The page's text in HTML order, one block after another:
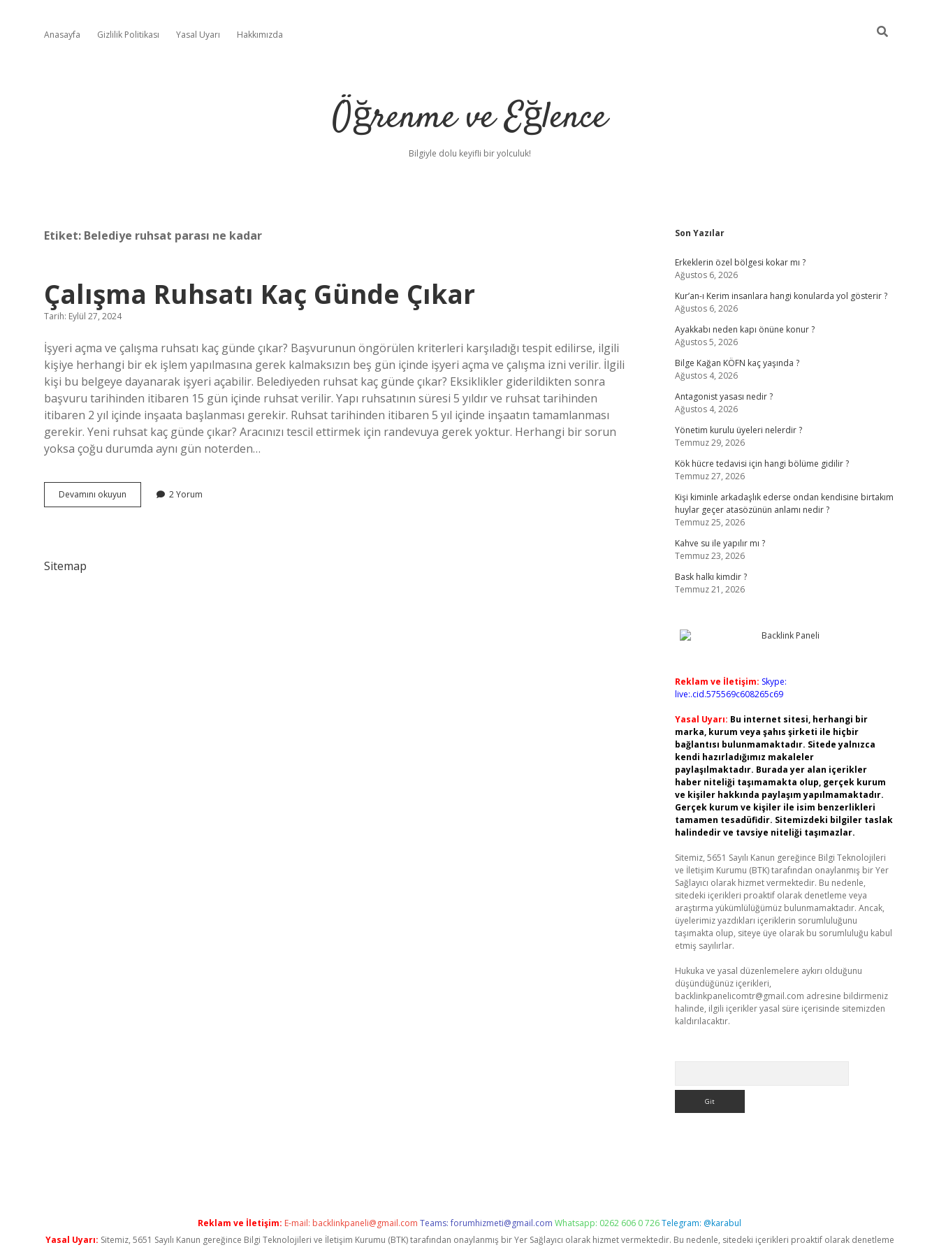
Anasayfa Gizlilik Politikası Yasal Uyarı Hakkımızda
Öğrenme ve Eğlence
Bilgiyle dolu keyifli bir yolculuk!
Etiket: Belediye ruhsat parası ne kadar
Çalışma Ruhsatı Kaç Günde Çıkar
Tarih: Eylül 27, 2024
İşyeri açma ve çalışma ruhsatı kaç günde çıkar? Başvurunun öngörülen kriterleri karşıladığı tespit edilirse, ilgili
kişiye herhangi bir ek işlem yapılmasına gerek kalmaksızın beş gün içinde işyeri açma ve çalışma izni verilir. İlgili
kişi bu belgeye dayanarak işyeri açabilir. Belediyeden ruhsat kaç günde çıkar? Eksiklikler giderildikten sonra
başvuru tarihinden itibaren 15 gün içinde ruhsat verilir. Yapı ruhsatının süresi 5 yıldır ve ruhsat tarihinden
itibaren 2 yıl içinde inşaata başlanması gerekir. Ruhsat tarihinden itibaren 5 yıl içinde inşaatın tamamlanması
gerekir. Yeni ruhsat kaç günde çıkar? Aracınızı tescil ettirmek için randevuya gerek yoktur. Herhangi bir sorun
yoksa çoğu durumda aynı gün noterden…
Devamını okuyun Çalışma
Ruhsatı
2 Yorum
Sitemap
Sidebar
Son Yazılar
Erkeklerin özel bölgesi kokar mı ?
Ağustos 6, 2026
Kur’an-ı Kerim insanlara hangi konularda yol gösterir ?
Ağustos 6, 2026
Ayakkabı neden kapı önüne konur ?
Ağustos 5, 2026
Bilge Kağan KÖFN kaç yaşında ?
Ağustos 4, 2026
Antagonist yasası nedir ?
Ağustos 4, 2026
Yönetim kurulu üyeleri nelerdir ?
Temmuz 29, 2026
Kök hücre tedavisi için hangi bölüme gidilir ?
Temmuz 27, 2026
Kişi kiminle arkadaşlık ederse ondan kendisine birtakım
huylar geçer atasözünün anlamı nedir ?
Temmuz 25, 2026
Kahve su ile yapılır mı ?
Temmuz 23, 2026
Bask halkı kimdir ?
Temmuz 21, 2026
Reklam ve İletişim: Skype:
live:.cid.575569c608265c69
Yasal Uyarı: Bu internet sitesi, herhangi bir
marka, kurum veya şahıs şirketi ile hiçbir
bağlantısı bulunmamaktadır. Sitede yalnızca
kendi hazırladığımız makaleler
paylaşılmaktadır. Burada yer alan içerikler
haber niteliği taşımamakta olup, gerçek kurum
ve kişiler hakkında paylaşım yapılmamaktadır.
Gerçek kurum ve kişiler ile isim benzerlikleri
tamamen tesadüfidir. Sitemizdeki bilgiler taslak
halindedir ve tavsiye niteliği taşımazlar.
Sitemiz, 5651 Sayılı Kanun gereğince Bilgi Teknolojileri
ve İletişim Kurumu (BTK) tarafından onaylanmış bir Yer
Sağlayıcı olarak hizmet vermektedir. Bu nedenle,
sitedeki içerikleri proaktif olarak denetleme veya
araştırma yükümlülüğümüz bulunmamaktadır. Ancak,
üyelerimiz yazdıkları içeriklerin sorumluluğunu
taşımakta olup, siteye üye olarak bu sorumluluğu kabul
etmiş sayılırlar.
Hukuka ve yasal düzenlemelere aykırı olduğunu
düşündüğünüz içerikleri,
backlinkpanelicomtr@gmail.com adresine bildirmeniz
halinde, ilgili içerikler yasal süre içerisinde sitemizden
kaldırılacaktır.
Reklam ve İletişim: E-mail: backlinkpaneli@gmail.com Teams:forumhizmeti@gmail.com Whatsapp: 0262 606 0 726Telegram: @karabul
Yasal Uyarı: Sitemiz, 5651 Sayılı Kanun gereğince Bilgi Teknolojileri ve İletişim Kurumu (BTK) tarafından onaylanmış bir Yer Sağlayıcı olarak hizmet vermektedir. Bu nedenle, sitedeki içerikleri proaktif olarak denetleme